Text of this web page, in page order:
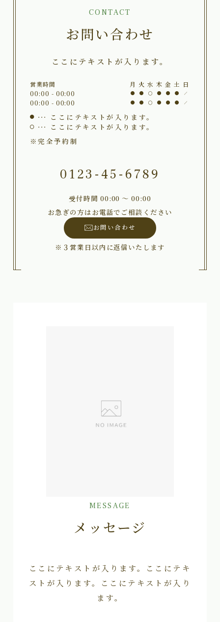
CONTACT
お問い合わせ
ここにテキストが入ります。
営業時間 月 火 水 木 金 土 日
00:00 - 00:00
00:00 - 00:00
ここにテキストが入ります。
ここにテキストが入ります。
※完全予約制
0123-45-6789
受付時間 00:00 〜 00:00
お急ぎの方はお電話でご相談ください
お問い合わせ
※３営業日以内に返信いたします
MESSAGE
メッセージ
ここにテキストが入ります。ここにテキ
ストが入ります。ここにテキストが入り
ます。